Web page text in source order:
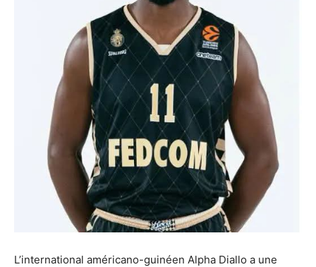
L’international américano-guinéen Alpha Diallo a une